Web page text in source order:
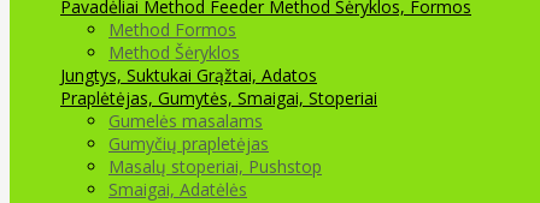
Pavadėliai Method Feeder Method Šėryklos, Formos
Method Formos
Method Šėryklos
Jungtys, Suktukai Grąžtai, Adatos
Praplėtėjas, Gumytės, Smaigai, Stoperiai
Gumelės masalams
Gumyčių prapletėjas
Masalų stoperiai, Pushstop
Smaigai, Adatėlės